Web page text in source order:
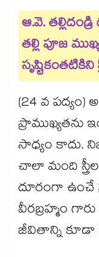
ఆ.వె.
తల్లి పూజ
(24 వ పద్యం)
ప్రాముఖ్యతను
సాధ్యం కాదు.
చాలా మంది
దూరంగా ఉంచే
వీరబ్రహ్మం
జీవితాన్ని కూడా